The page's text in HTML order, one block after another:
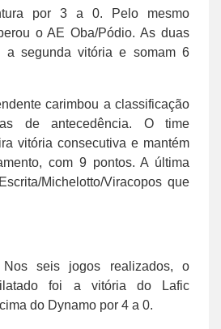
por 3 a 0. Pelo mesmo
o AE Oba/Pódio. As duas
a segunda vitória e somam 6
carimbou a classificação
de antecedência. O time
vitória consecutiva e mantém
com 9 pontos. A última
Michelotto/Viracopos que
Nos seis jogos realizados, o
foi a vitória do Lafic
do Dynamo por 4 a 0.